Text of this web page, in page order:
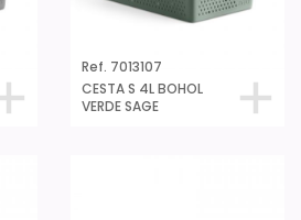
Ref. 7013107
CESTA S 4L BOHOL
VERDE SAGE